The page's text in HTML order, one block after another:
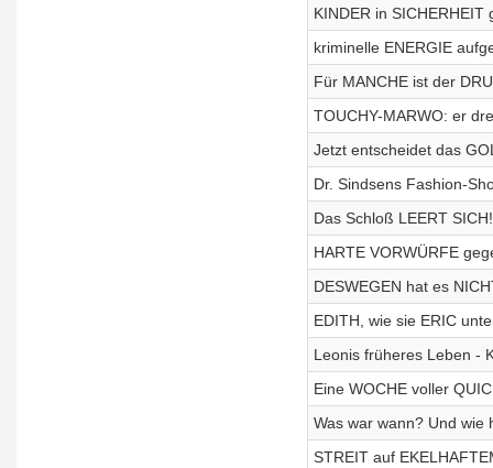
KINDER in
kriminelle ENERGIE
Für MANCHE ist der
TOUCHY-MARWO: er
Jetzt entscheidet das
Dr. Sindsens Fashion-
Das Schloß LEERT
HARTE VORWÜRFE
DESWEGEN hat es
EDITH, wie sie ERIC
Leonis früheres Leben -
Eine WOCHE voller
Was war wann? Und wie
STREIT auf